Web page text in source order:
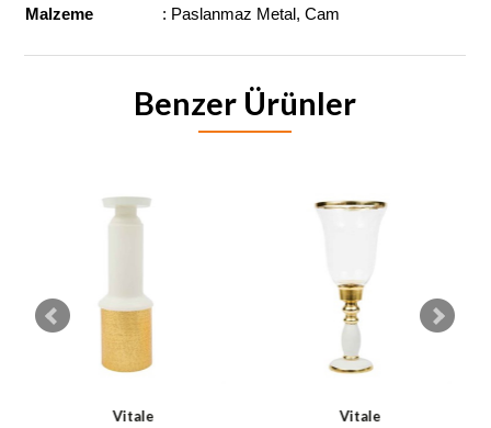
Malzeme
: Paslanmaz Metal, Cam
Benzer Ürünler
Vitale Vitale